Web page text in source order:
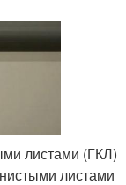
листами (ГКЛ)
листами